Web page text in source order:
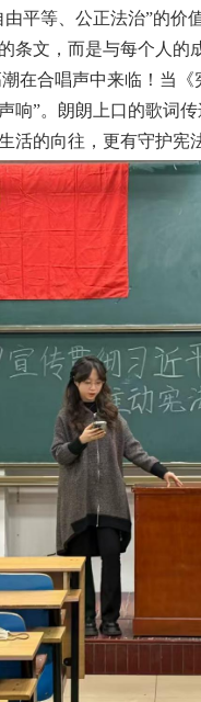
由平等、公正法治”的价
条文，而是与每个人的
合唱声中来临！当《宪
响”。朗朗上口的歌词
活的向往，更有守护宪